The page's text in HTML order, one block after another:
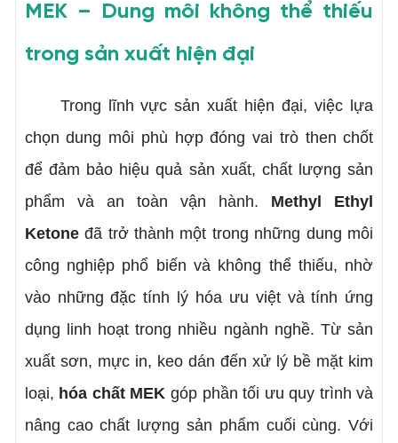
MEK – Dung môi không thể thiếu
trong sản xuất hiện đại
Trong lĩnh vực sản xuất hiện đại, việc lựa
chọn dung môi phù hợp đóng vai trò then chốt
để đảm bảo hiệu quả sản xuất, chất lượng sản
phẩm và an toàn vận hành. Methyl Ethyl
Ketoneđã trở thành một trong những dung môi
công nghiệp phổ biến và không thể thiếu, nhờ
vào những đặc tính lý hóa ưu việt và tính ứng
dụng linh hoạt trong nhiều ngành nghề.Từ sản
xuất sơn, mực in, keo dán đến xử lý bề mặt kim
loại, hóa chất MEK góp phần tối ưu quy trình và
nâng cao chất lượng sản phẩm cuối cùng. Với